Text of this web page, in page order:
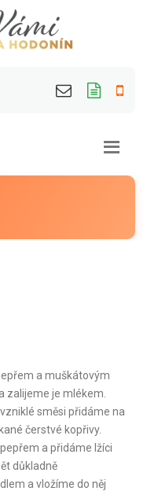
a muškátovým
zalijeme je mlékem.
směsi přidáme na
čerstvé kopřivy.
a přidáme lžíci
důkladně
a vložíme do něj